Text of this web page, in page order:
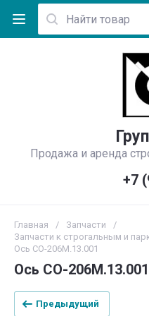
Продажа и аренда
+7
Главная / Запчасти
/
Запчасти к строгальным и
Ось CO-206M.13.001
Ось CO-206M.13.001
Предыдущий